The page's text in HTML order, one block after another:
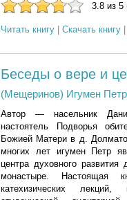
3.8 из 5
Читать книгу Скачать книгу
Беседы о вере и
(Мещеринов) Игумен Петр
Автор — насельник
настоятель Подворья
Божией Матери в д.
многих лет игумен Петр
центра духовного
монастыре. Настоящая
катехизических